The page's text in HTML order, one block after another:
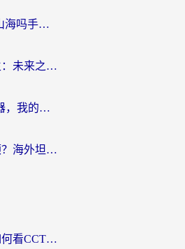
在欧洲能玩天下-异兽山海吗手游？海外玩家的加速器生存指南
在欧洲怎么打绝地求生：未来之役不卡？留学生亲测的加速器避坑指南
人在美国玩BanG加速器，我的延迟终于绿了
海外玩坦克世界总卡顿？海外坦克世界加速器有哪些？实测好用的选择在这里
海外党亲测：在海外如何看CCTV？告别“仅限大陆播放”的实用指南